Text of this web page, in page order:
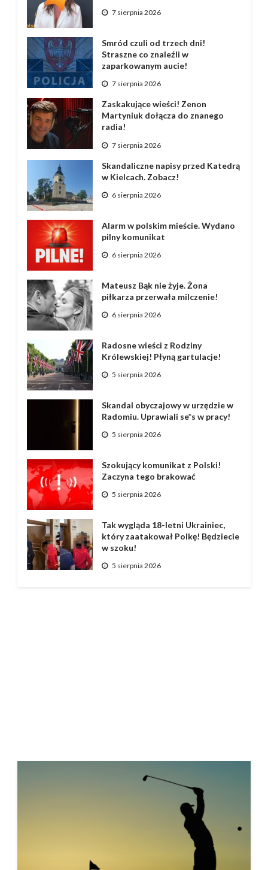
7 sierpnia 2026
Smród czuli od trzech dni!
Straszne co znaleźli w
zaparkowanym aucie!
7 sierpnia 2026
Zaskakujące wieści! Zenon
Martyniuk dołącza do znanego
radia!
7 sierpnia 2026
Skandaliczne napisy przed Katedrą
w Kielcach. Zobacz!
6 sierpnia 2026
Alarm w polskim mieście. Wydano
pilny komunikat
6 sierpnia 2026
Mateusz Bąk nie żyje. Żona
piłkarza przerwała milczenie!
6 sierpnia 2026
Radosne wieści z Rodziny
Królewskiej! Płyną gartulacje!
5 sierpnia 2026
Skandal obyczajowy w urzędzie w
Radomiu. Uprawiali se*s w pracy!
5 sierpnia 2026
Szokujący komunikat z Polski!
Zaczyna tego brakować
5 sierpnia 2026
Tak wygląda 18-letni Ukrainiec,
który zaatakował Polkę! Będziecie
w szoku!
5 sierpnia 2026